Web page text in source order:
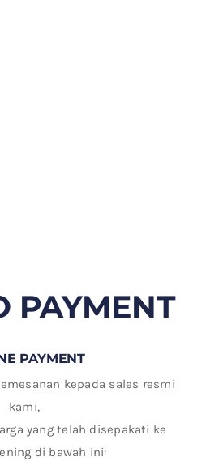
PAYMENT
PAYMENT
kepada sales resmi
kami,
yang telah disepakati ke
di bawah ini: